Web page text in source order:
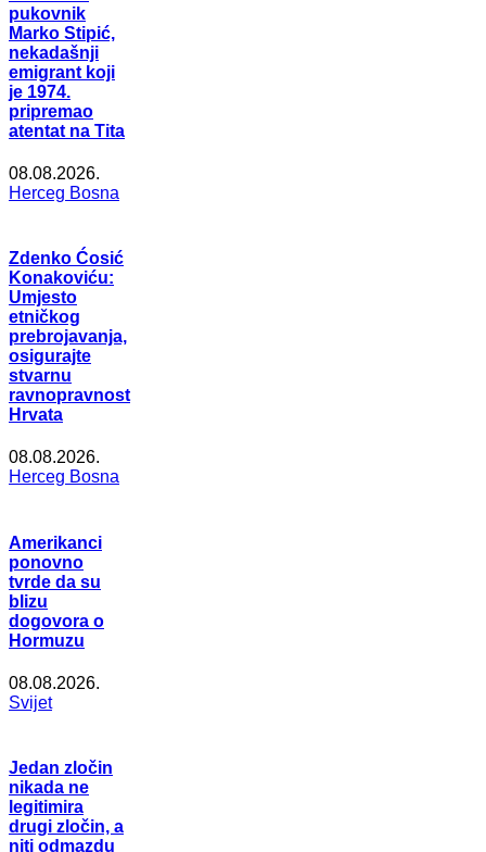
pukovnik
Marko Stipić,
nekadašnji
emigrant koji
je 1974.
pripremao
atentat na Tita
08.08.2026.
Herceg Bosna
Zdenko Ćosić
Konakoviću:
Umjesto
etničkog
prebrojavanja,
osigurajte
stvarnu
ravnopravnost
Hrvata
08.08.2026.
Herceg Bosna
Amerikanci
ponovno
tvrde da su
blizu
dogovora o
Hormuzu
08.08.2026.
Svijet
Jedan zločin
nikada ne
legitimira
drugi zločin, a
niti odmazdu